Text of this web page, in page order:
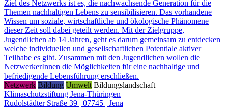
Ziel des Netzwerks ist es, die nachwachsende Generation für die
Themen nachhaltigen Lebens zu sensibilisieren. Das vorhandene
Wissen um soziale, wirtschaftliche und ökologische Phänomene
dieser Zeit soll dabei geteilt werden. Mit der Zielgruppe,
Jugendlichen ab 14 Jahren, geht es darum gemeinsam zu entdecken
welche individuellen und gesellschaftlichen Potentiale aktiver
Teilhabe es gibt. Zusammen mit den Jugendlichen wollen die
NetzwerkerInnen die Möglichkeiten für eine nachhaltige und
befriedigende Lebensführung erschließen.
Netzwerk Bildung Umwelt Bildungslandschaft
Klimaschutzstiftung Jena-Thüringen
Rudolstädter Straße 39 | 07745 | Jena